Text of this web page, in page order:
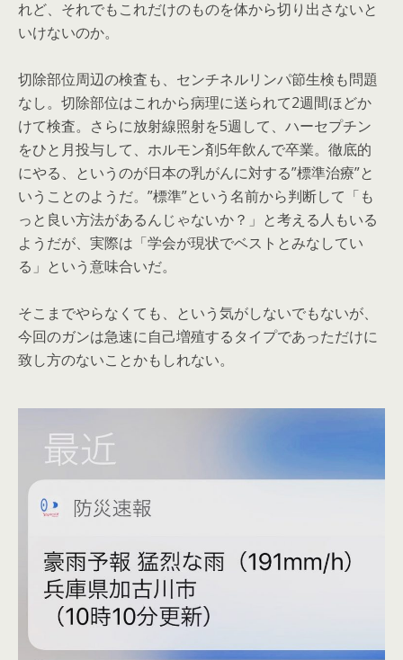
れど、それでもこれだけのものを体から切り出さないと
いけないのか。
切除部位周辺の検査も、センチネルリンパ節生検も問題
なし。切除部位はこれから病理に送られて2週間ほどか
けて検査。さらに放射線照射を5週して、ハーセプチン
をひと月投与して、ホルモン剤5年飲んで卒業。徹底的
にやる、というのが日本の乳がんに対する”標準治療”と
いうことのようだ。”標準”という名前から判断して「も
っと良い方法があるんじゃないか？」と考える人もいる
ようだが、実際は「学会が現状でベストとみなしてい
る」という意味合いだ。
そこまでやらなくても、という気がしないでもないが、
今回のガンは急速に自己増殖するタイプであっただけに
致し方のないことかもしれない。